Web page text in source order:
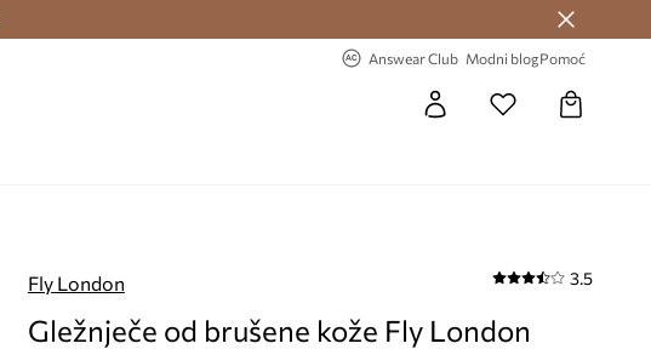
Answear Club Modni blogPomoć
Fly London 3.5
Gležnječe od brušene kože Fly London